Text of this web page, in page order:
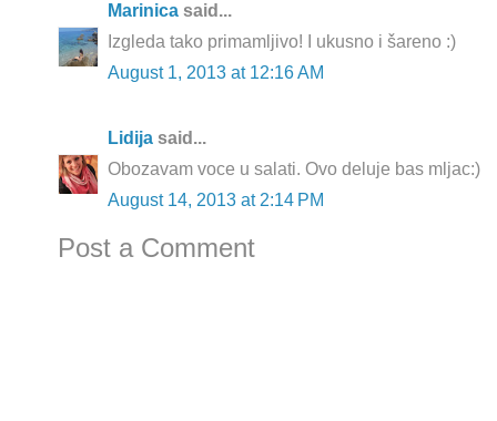
Marinica said...
Izgleda tako primamljivo! I ukusno i šareno :)
August 1, 2013 at 12:16 AM
Lidija said...
Obozavam voce u salati. Ovo deluje bas mljac:)
August 14, 2013 at 2:14 PM
Post a Comment